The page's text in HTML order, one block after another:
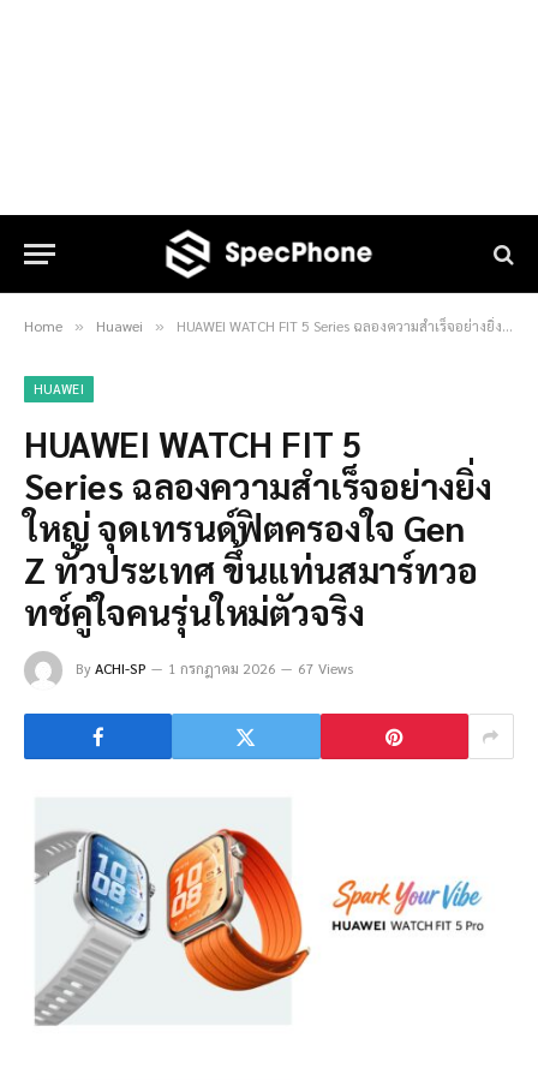
Home » Huawei » HUAWEI WATCH FIT 5 Series ฉลองความสำเร็จอย่างยิ่งใหญ่ จุดเทรนด์ฟิตครองใจ Gen Z ทั่วประเทศ ขึ้นแท่นสมาร์ทวอทช์คู่ใจคนรุ่นใหม่ตัวจริง
HUAWEI
HUAWEI WATCH FIT 5
Series ฉลองความสำเร็จอย่างยิ่ง
ใหญ่ จุดเทรนด์ฟิตครองใจ Gen
Z ทั่วประเทศ ขึ้นแท่นสมาร์ทวอ
ทช์คู่ใจคนรุ่นใหม่ตัวจริง
ByACHI-SP 1 กรกฎาคม 2026 67 Views